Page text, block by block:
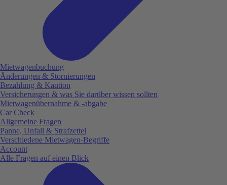
Mietwagenbuchung
Änderungen & Stornierungen
Bezahlung & Kaution
Versicherungen & was Sie darüber wissen sollten
Mietwagenübernahme & -abgabe
Car Check
Allgemeine Fragen
Panne, Unfall & Strafzettel
Verschiedene Mietwagen-Begriffe
Account
Alle Fragen auf einen Blick